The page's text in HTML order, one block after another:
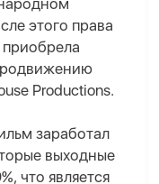
этого права
Productions.
заработал
выходные
что является